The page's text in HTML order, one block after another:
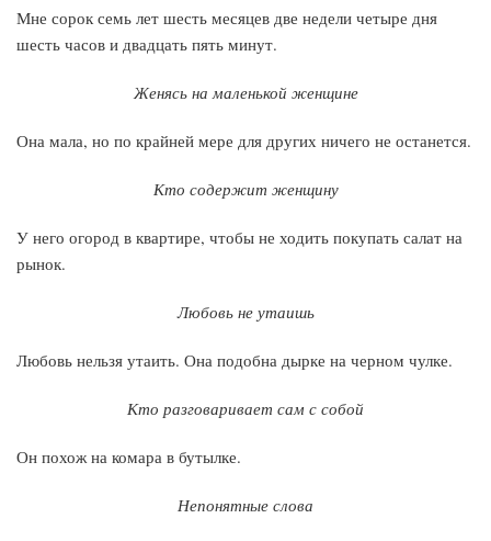
Мне сорок семь лет шесть месяцев две недели четыре дня
шесть часов и двадцать пять минут.
Женясь на маленькой женщине
Она мала, но по крайней мере для других ничего не останется.
Кто содержит женщину
У него огород в квартире, чтобы не ходить покупать салат на
рынок.
Любовь не утаишь
Любовь нельзя утаить. Она подобна дырке на черном чулке.
Кто разговаривает сам с собой
Он похож на комара в бутылке.
Непонятные слова